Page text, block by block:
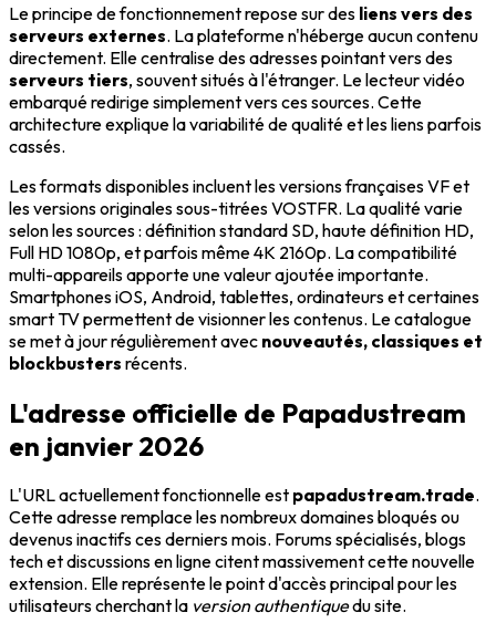
Le principe de fonctionnement repose sur des liens vers des
serveurs externes. La plateforme n'héberge aucun contenu
directement. Elle centralise des adresses pointant vers des
serveurs tiers, souvent situés à l'étranger. Le lecteur vidéo
embarqué redirige simplement vers ces sources. Cette
architecture explique la variabilité de qualité et les liens parfois
cassés.
Les formats disponibles incluent les versions françaises VF et
les versions originales sous-titrées VOSTFR. La qualité varie
selon les sources : définition standard SD, haute définition HD,
Full HD 1080p, et parfois même 4K 2160p. La compatibilité
multi-appareils apporte une valeur ajoutée importante.
Smartphones iOS, Android, tablettes, ordinateurs et certaines
smart TV permettent de visionner les contenus. Le catalogue
se met à jour régulièrement avec nouveautés, classiques et
blockbusters récents.
L'adresse officielle de Papadustream
en janvier 2026
L'URL actuellement fonctionnelle est papadustream.trade.
Cette adresse remplace les nombreux domaines bloqués ou
devenus inactifs ces derniers mois. Forums spécialisés, blogs
tech et discussions en ligne citent massivement cette nouvelle
extension. Elle représente le point d'accès principal pour les
utilisateurs cherchant la version authentiquedu site.